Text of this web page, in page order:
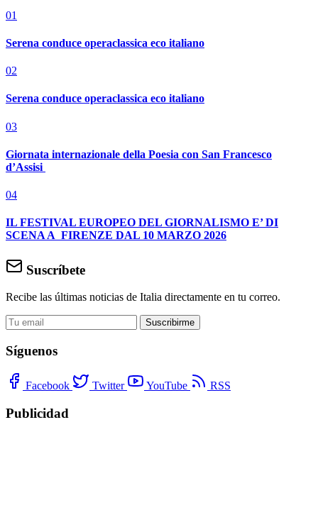
01
Serena conduce operaclassica eco italiano
02
Serena conduce operaclassica eco italiano
03
Giornata internazionale della Poesia con San Francesco
d’Assisi
04
IL FESTIVAL EUROPEO DEL GIORNALISMO E’ DI
SCENA A FIRENZE DAL 10 MARZO 2026
Suscríbete
Recibe las últimas noticias de Italia directamente en tu correo.
Suscribirme
Síguenos
Facebook Twitter YouTube RSS
Publicidad